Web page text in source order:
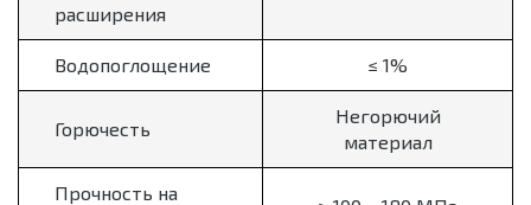
расширения
Водопоглощение ≤ 1%
Горючесть
Негорючий
материал
Прочность на